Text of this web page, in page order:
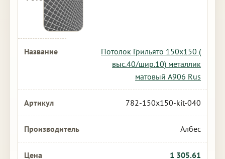
Потолок Грильято 150х150 (
выс.40/шир.10) металлик
матовый А906 Rus
782-150x150-kit-040
Албес
1 305.61